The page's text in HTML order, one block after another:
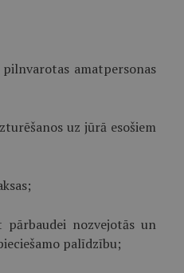
amatpersonas
uz jūrā esošiem
nozvejotās un
palīdzību;